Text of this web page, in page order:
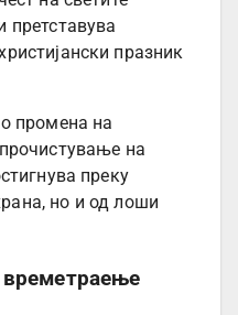
претставува
празник
промена на
на
преку
но и од лоши